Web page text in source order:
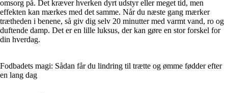
omsorg på. Det kræver hverken dyrt udstyr eller meget tid, men
effekten kan mærkes med det samme. Når du næste gang mærker
trætheden i benene, så giv dig selv 20 minutter med varmt vand, ro og
duftende damp. Det er en lille luksus, der kan gøre en stor forskel for
din hverdag.
Fodbadets magi: Sådan får du lindring til trætte og ømme fødder efter
en lang dag